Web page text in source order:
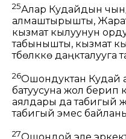
25Алар Кудайдын
алмаштырышты,
кызмат кылуунун
табынышты, кызмат
түбөлүккө
26Ошондуктан Кудай
батуусуна жол берип
аялдары да табигый
табигый эмес
27